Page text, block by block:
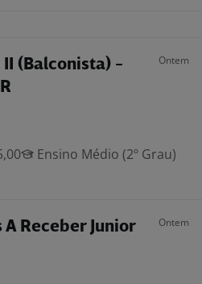
(Balconista) -
Ontem
Ensino Médio (2º Grau)
Receber Junior Ontem